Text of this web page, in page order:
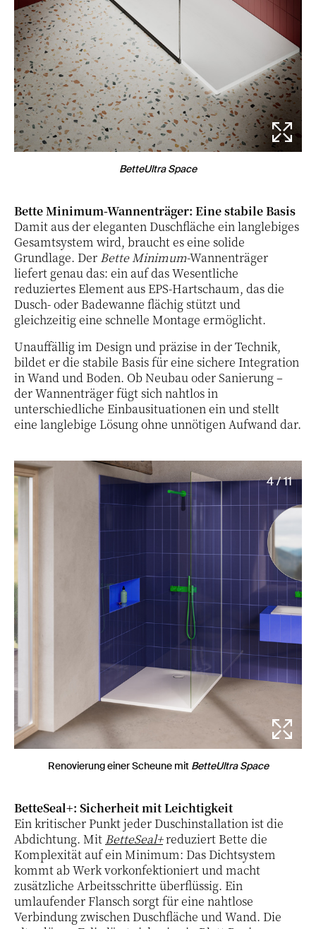
BetteUltra Space
Bette Minimum-Wannenträger: Eine stabile Basis
Damit aus der eleganten Duschfläche ein langlebiges
Gesamtsystem wird, braucht es eine solide
Grundlage. Der Bette Minimum-Wannenträger
liefert genau das: ein auf das Wesentliche
reduziertes Element aus EPS-Hartschaum, das die
Dusch- oder Badewanne flächig stützt und
gleichzeitig eine schnelle Montage ermöglicht.
Unauffällig im Design und präzise in der Technik,
bildet er die stabile Basis für eine sichere Integration
in Wand und Boden. Ob Neubau oder Sanierung –
der Wannenträger fügt sich nahtlos in
unterschiedliche Einbausituationen ein und stellt
eine langlebige Lösung ohne unnötigen Aufwand dar.
4 / 11
Renovierung einer Scheune mit BetteUltra Space
BetteSeal+: Sicherheit mit Leichtigkeit
Ein kritischer Punkt jeder Duschinstallation ist die
Abdichtung. Mit BetteSeal+reduziert Bette die
Komplexität auf ein Minimum: Das Dichtsystem
kommt ab Werk vorkonfektioniert und macht
zusätzliche Arbeitsschritte überflüssig. Ein
umlaufender Flansch sorgt für eine nahtlose
Verbindung zwischen Duschfläche und Wand. Die